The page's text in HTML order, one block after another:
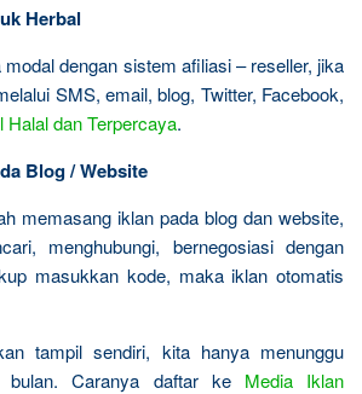
Herbal
dengan sistem afiliasi – reseller, jika
SMS, email, blog, Twitter, Facebook,
Halal dan Terpercaya.
Blog / Website
memasang iklan pada blog dan website,
menghubungi, bernegosiasi dengan
masukkan kode, maka iklan otomatis
tampil sendiri, kita hanya menunggu
bulan. Caranya daftar ke Media Iklan